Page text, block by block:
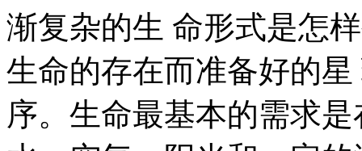
渐复杂的生 命形式是怎
生命的存在而准备好的
序。生命最基本的需求